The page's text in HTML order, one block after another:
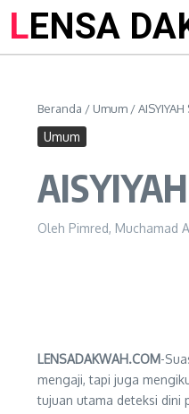
LENSA
Beranda / Umum /
Umum
Oleh Pimred, Muchamad
LENSADAKWAH.COM-
mengaji, tapi juga
tujuan utama deteksi dini